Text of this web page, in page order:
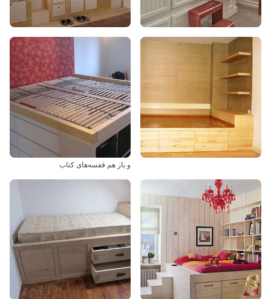
و باز هم قفسه‌های کتاب